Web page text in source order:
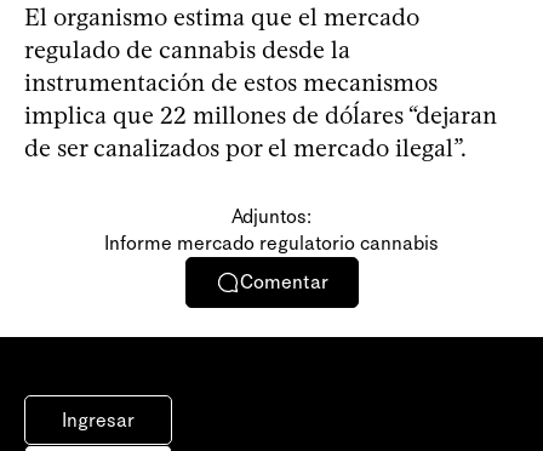
El organismo estima que el mercado
regulado de cannabis desde la
instrumentación de estos mecanismos
implica que 22 millones de dóĺares “dejaran
de ser canalizados por el mercado ilegal”.
Adjuntos:
Informe mercado regulatorio cannabis
Comentar
Ingresar